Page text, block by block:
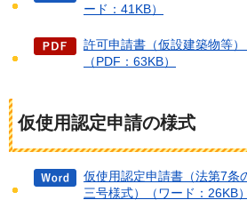
ード：41KB）
許可申請書（仮設建築物等）
（PDF：63KB）
仮使用認定申請の様式
仮使用認定申請書（法第7条
三号様式）（ワード：26KB）